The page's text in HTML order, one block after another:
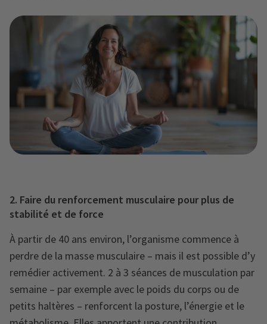
2. Faire du renforcement musculaire pour plus de
stabilité et de force
À partir de 40 ans environ, l’organisme commence à
perdre de la masse musculaire – mais il est possible d’y
remédier activement. 2 à 3 séances de musculation par
semaine – par exemple avec le poids du corps ou de
petits haltères – renforcent la posture, l’énergie et le